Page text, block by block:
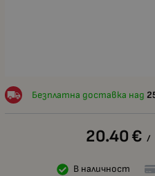
Безплатна доставка над
20.40 € /
В наличност